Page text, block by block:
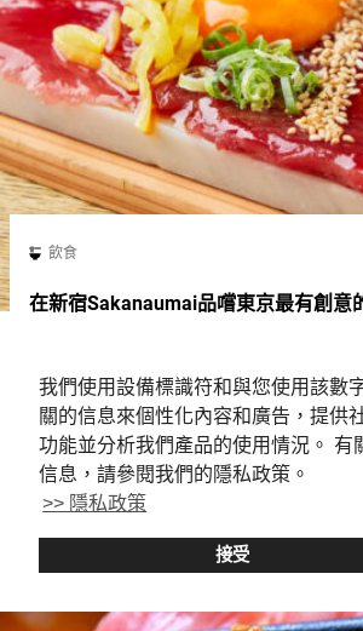
我們使用設備標識符和與您使用該數
關的信息來個性化內容和廣告，提供
功能並分析我們產品的使用情況。 有
信息，請參閱我們的隱私政策。
>> 隱私政策
接受
飲食
在新宿Sakanaumai品嚐東京最有創意
自２０２１年左右起，日本年輕人中出現了
（Katakana Sushi）』的流行趨勢。 這一術
（日語的一種表音文字，常用於招牌上的華
的壽司餐廳。這些餐廳以其創新菜單著稱，
時...
Shinjuku Izakaya Seafood Sushi